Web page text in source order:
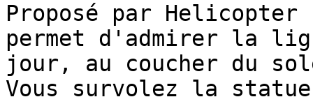
Proposé par
permet d'admirer la
jour, au coucher du
Vous survolez la